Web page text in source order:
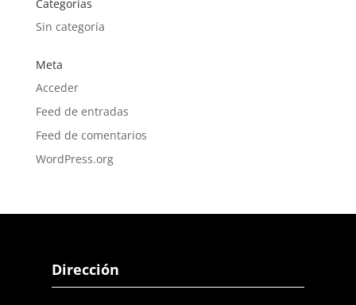
Categorías
Sin categoría
Meta
Acceder
Feed de entradas
Feed de comentarios
WordPress.org
Dirección